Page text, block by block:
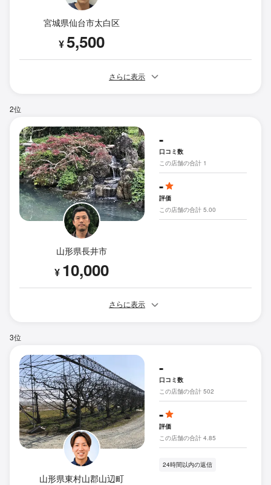
宮城県仙台市太白区
¥5,500
さらに表示
2位
山形県長井市
¥ 10,000
-
口コミ数
この店舗の合計 1
-
評価
この店舗の合計 5.00
さらに表示
3位
山形県東村山郡山辺町
-
口コミ数
この店舗の合計 502
-
評価
この店舗の合計 4.85
24時間以内の返信